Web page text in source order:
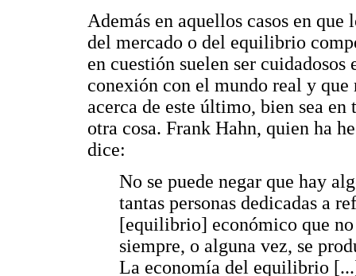
Además en aquellos casos en que
del mercado o del equilibrio
en cuestión suelen ser
conexión con el mundo real y que
acerca de este último, bien sea
otra cosa. Frank Hahn, quien ha
dice:
No se puede negar que hay
tantas personas dedicadas a
[equilibrio] económico que no
siempre, o alguna vez, se
La economía del equilibrio